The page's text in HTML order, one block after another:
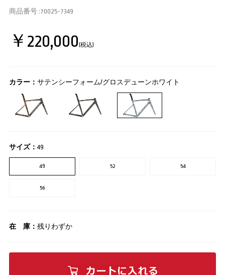
商品番号 :70025-7349
￥220,000(税込)
カラー： サテンシーフォーム/グロスデューンホワイト
サイズ：49
49 52 54
56
在 庫： 残りわずか